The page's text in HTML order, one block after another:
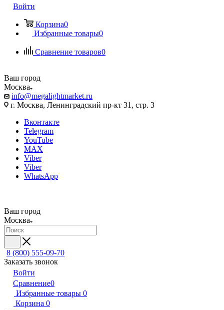
Войти
Корзина0
Избранные товары0
Сравнение товаров0
Ваш город
Москва
info@megalightmarket.ru
г. Москва, Ленинградский пр-кт 31, стр. 3
Вконтакте
Telegram
YouTube
MAX
Viber
Viber
WhatsApp
Ваш город
Москва
8 (800) 555-09-70
Заказать звонок
Войти
Сравнение0
Избранные товары 0
Корзина 0